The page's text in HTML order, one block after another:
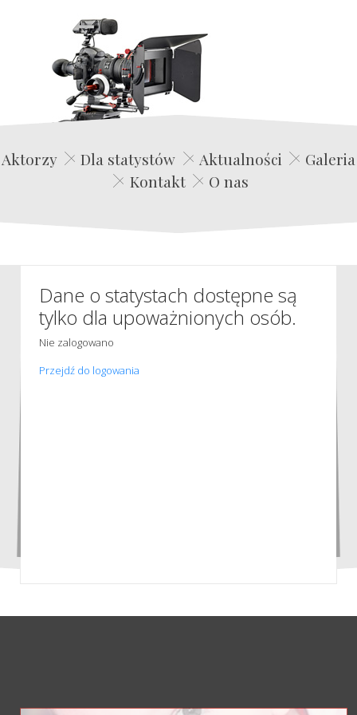
Edwin Film Agencja Aktorska
Aktorzy Dla statystów Aktualności
Galeria
Kontakt
O nas
Dane o statystach dostępne są
tylko dla upoważnionych osób.
Nie zalogowano
Przejdź do logowania